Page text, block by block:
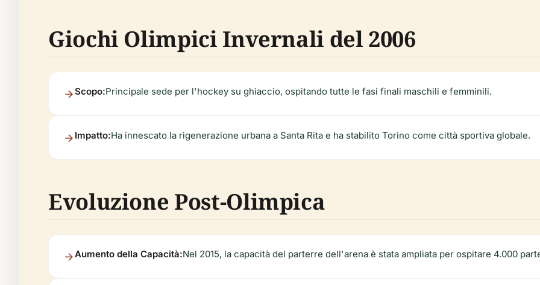
Giochi Olimpici Invernali del 2006
Scopo:Principale sede per l'hockey su ghiaccio, ospitando tutte le fasi finali maschili e femminili.
Impatto:Ha innescato la rigenerazione urbana a Santa Rita e ha stabilito Torino come città sportiva globale.
Evoluzione Post-Olimpica
Aumento della Capacità:Nel 2015, la capacità del parterre dell'arena è stata ampliata per ospitare 4.000